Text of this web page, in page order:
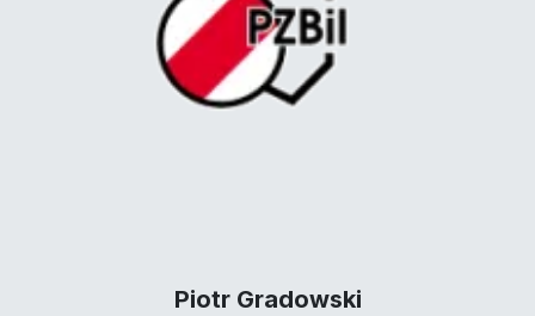
Piotr Gradowski